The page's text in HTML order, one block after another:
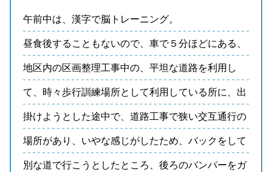
午前中は、漢字で脳トレーニング。
昼食後することもないので、車で５分ほどにある、
地区内の区画整理工事中の、平坦な道路を利用し
て、時々歩行訓練場所として利用している所に、出
掛けようとした途中で、道路工事で狭い交互通行の
場所があり、いやな感じがしたため、バックをして
別な道で行こうとしたところ、後ろのバンパーをガ